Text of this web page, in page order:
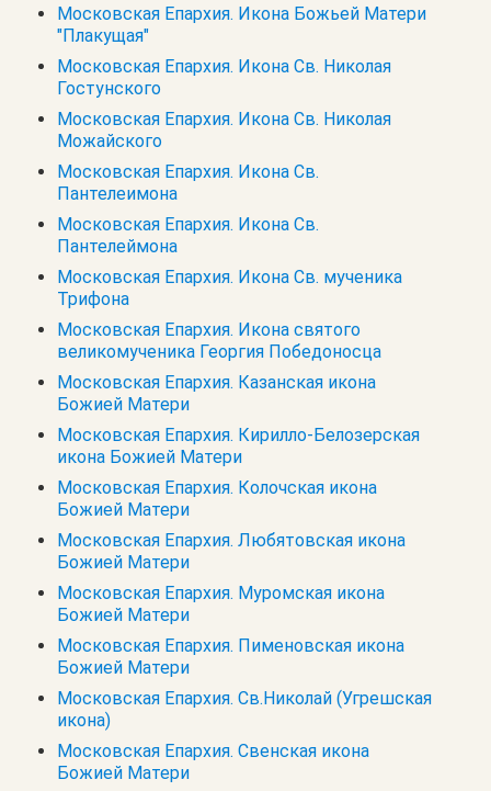
Московская Епархия. Икона Божьей Матери
"Плакущая"
Московская Епархия. Икона Св. Николая
Гостунского
Московская Епархия. Икона Св. Николая
Можайского
Московская Епархия. Икона Св.
Пантелеимона
Московская Епархия. Икона Св.
Пантелеймона
Московская Епархия. Икона Св. мученика
Трифона
Московская Епархия. Икона святого
великомученика Георгия Победоносца
Московская Епархия. Казанская икона
Божией Матери
Московская Епархия. Кирилло-Белозерская
икона Божией Матери
Московская Епархия. Колочская икона
Божией Матери
Московская Епархия. Любятовская икона
Божией Матери
Московская Епархия. Муромская икона
Божией Матери
Московская Епархия. Пименовская икона
Божией Матери
Московская Епархия. Св.Николай (Угрешская
икона)
Московская Епархия. Свенская икона
Божией Матери